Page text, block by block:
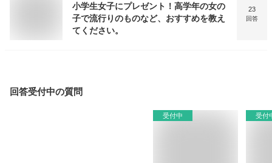
小学生女子にプレゼント！高学年の女の
子で流行りのものなど、おすすめを教え
てください。
23
回答
回答受付中の質問
受付中 受付